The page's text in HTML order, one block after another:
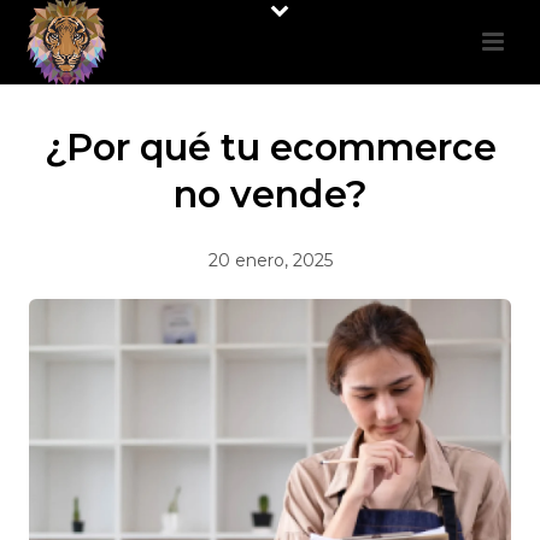
¿Por qué tu ecommerce
no vende?
20 enero, 2025